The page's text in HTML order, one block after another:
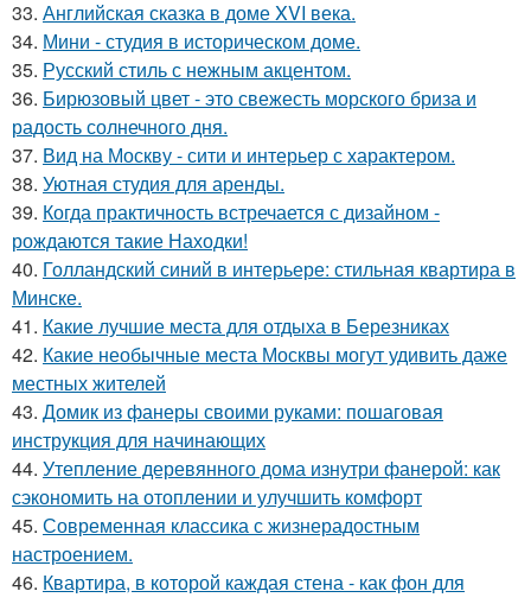
33. Английская сказка в доме XVI века.
34. Мини - студия в историческом доме.
35. Русский стиль с нежным акцентом.
36. Бирюзовый цвет - это свежесть морского бриза и
радость солнечного дня.
37. Вид на Москву - сити и интерьер с характером.
38. Уютная студия для аренды.
39. Когда практичность встречается с дизайном -
рождаются такие Находки!
40. Голландский синий в интерьере: стильная квартира в
Минске.
41. Какие лучшие места для отдыха в Березниках
42. Какие необычные места Москвы могут удивить даже
местных жителей
43. Домик из фанеры своими руками: пошаговая
инструкция для начинающих
44. Утепление деревянного дома изнутри фанерой: как
сэкономить на отоплении и улучшить комфорт
45. Современная классика с жизнерадостным
настроением.
46. Квартира, в которой каждая стена - как фон для